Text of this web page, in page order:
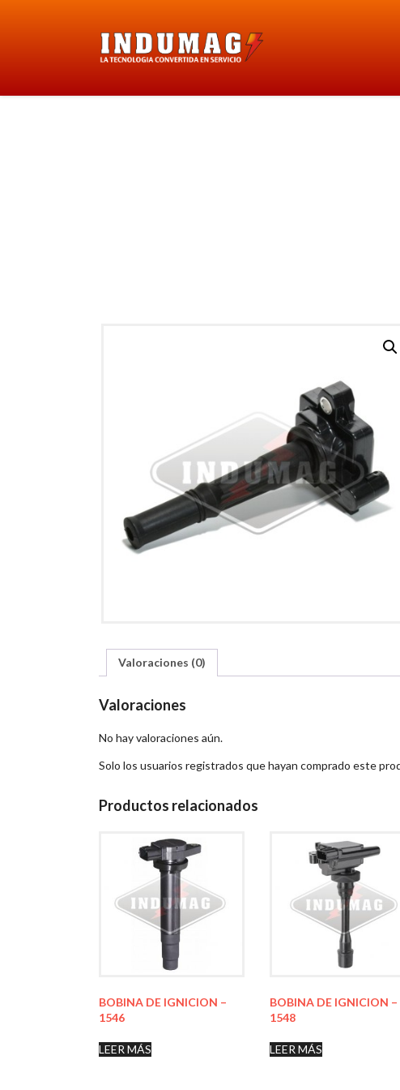
Valoraciones (0)
Valoraciones
No hay valoraciones aún.
Solo los usuarios registrados que hayan comprado este
Productos relacionados
BOBINA DE IGNICION –
1546
LEER MÁS
BOBINA DE IGNICION –
1548
LEER MÁS